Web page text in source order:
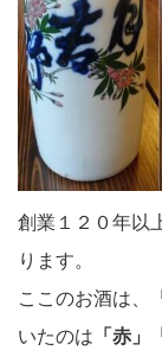
創業１２０年以
ります。
ここのお酒は、
いたのは 「赤」